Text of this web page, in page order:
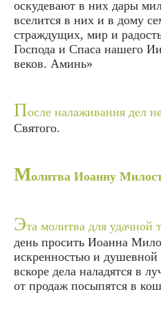
оскудевают в них дары
вселится в них и в дому
страждущих, мир и
Господа и Спаса нашего
веков. Аминь»
После налаживания дел
Святого.
Молитва Иоанну
Эта молитва для удачной
день просить Иоанна
искренностью и душевной
вскоре дела наладятся в
от продаж посыпятся в